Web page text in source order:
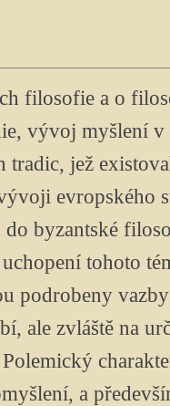
filosofie a o
vývoj myšlení
tradic, jež
evropského
byzantské
tohoto
podrobeny
ale zvláště na
a